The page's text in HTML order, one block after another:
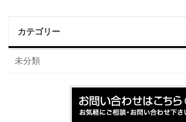
カテゴリー
未分類